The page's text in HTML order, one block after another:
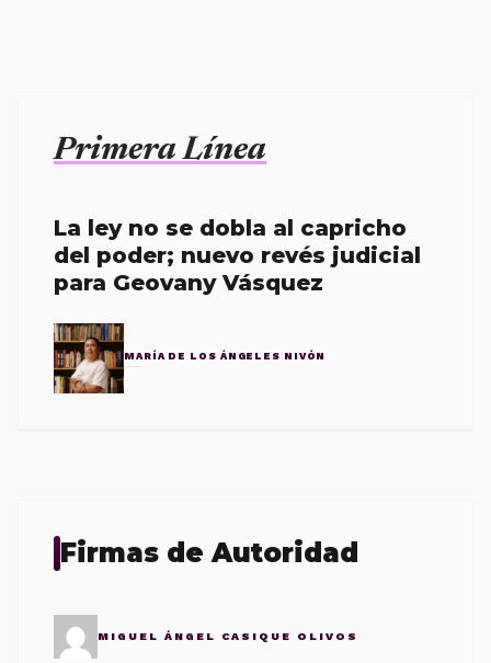
Primera Línea
La ley no se dobla al capricho
del poder; nuevo revés judicial
para Geovany Vásquez
MARÍA DE LOS ÁNGELES NIVÓN
Firmas de Autoridad
MIGUEL ÁNGEL CASIQUE OLIVOS